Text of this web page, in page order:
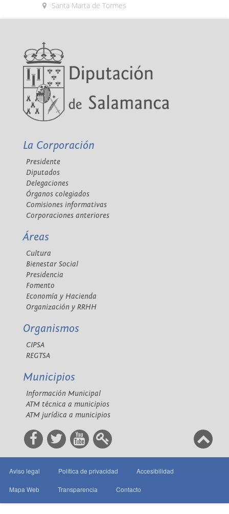
Santa Marta de Tormes
La Corporación
Presidente
Diputados
Delegaciones
Órganos colegiados
Comisiones informativas
Corporaciones anteriores
Áreas
Cultura
Bienestar Social
Presidencia
Fomento
Economía y Hacienda
Organización y RRHH
Organismos
CIPSA
REGTSA
Municipios
Información Municipal
ATM técnica a municipios
ATM jurídica a municipios
Aviso legal Política de privacidad Accesibilidad
Mapa Web Transparencia Contacto